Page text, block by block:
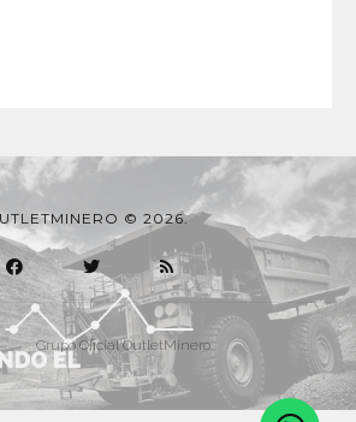
© 2026.
Grupo Oficial OutletMinero